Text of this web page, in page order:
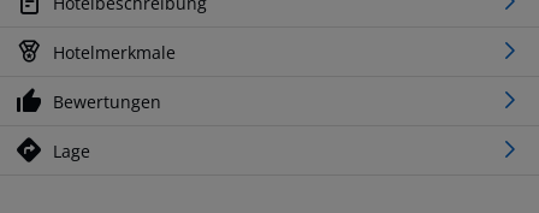
Hotelmerkmale
Bewertungen
Lage